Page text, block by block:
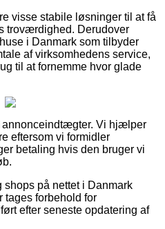
visse stabile løsninger til at få
troværdighed. Derudover
i Danmark som tilbyder
af virksomhedens service,
til at fornemme hvor glade
annonceindtægter. Vi hjælper
eftersom vi formidler
betaling hvis den bruger vi
shops på nettet i Danmark
tages forbehold for
efter seneste opdatering af